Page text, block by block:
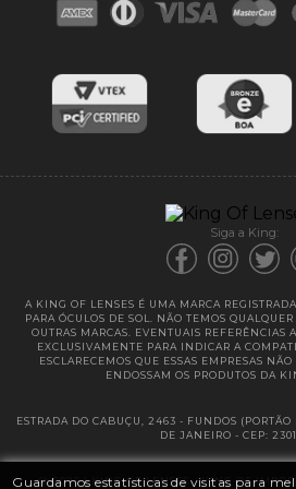
Guardamos estatísticas de visitas para
Blog
Cores das lentes
Entregas
Siga a King:
A KING OF LENSES É UMA MARCA
PARA ÓCULOS DE SOL. NÃO TEMOS
OUTRAS MARCAS. EVENTUAIS REFERÊNCIAS
EXCLUSIVAMENTE PARA INDICAR A
ESCLARECEMOS QUE ESSAS EMPRESAS
ENDOSSAM OS PRODUTOS DA
ESTRADA DO CABUÇU, 2463 - FUNDOS
DE JANEIRO - CEP:
@ 2025 | KING OF LENSES - KING OF